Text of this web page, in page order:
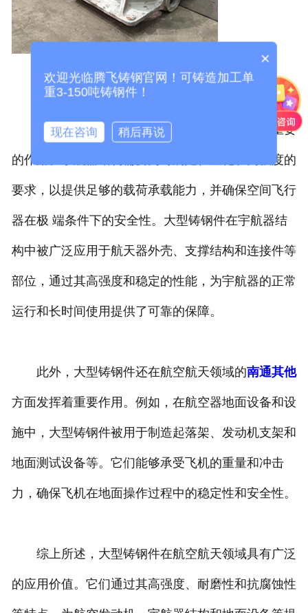
其次，大型铸钢件在宇航器结构中也起到了重要
的作用。宇航器结构需要同时满足轻量化和高强度的
要求，以提供足够的载荷承载能力，并确保空间飞行
器在极 端条件下的安全性。大型铸钢件在宇航器结
构中被广泛应用于航天器外壳、支撑结构和连接件等
部位，通过其高强度和稳定的性能，为宇航器的正常
运行和长时间使用提供了可靠的保障。
此外，大型铸钢件还在航空航天领域的南通其他
方面发挥着重要作用。例如，在航空器地面设备和设
施中，大型铸钢件被用于制造起落架、发动机支架和
地面测试设备等。它们能够承受飞机的重量和冲击
力，确保飞机在地面操作过程中的稳定性和安全性。
综上所述，大型铸钢件在航空航天领域具有广泛
的应用价值。它们通过其高强度、耐磨性和抗腐蚀性
×
欢迎光临腾飞铸钢官网！可铸造加工单
重3-150吨铸钢件！
现在咨询 稍后再说